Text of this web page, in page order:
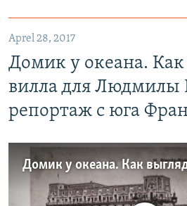
Aprel 28, 2017
Домик у океана.
вилла для Людмилы
репортаж с юга